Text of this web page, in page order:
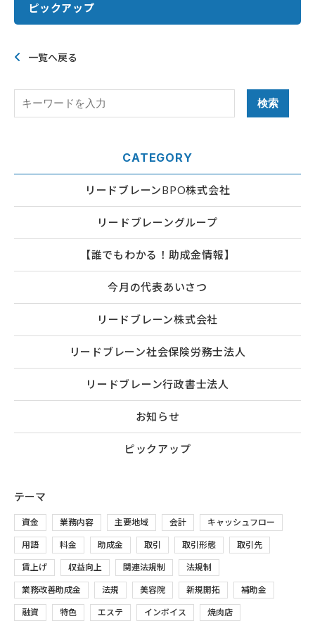
ピックアップ
一覧へ戻る
CATEGORY
リードブレーンBPO株式会社
リードブレーングループ
【誰でもわかる！助成金情報】
今月の代表あいさつ
リードブレーン株式会社
リードブレーン社会保険労務士法人
リードブレーン行政書士法人
お知らせ
ピックアップ
テーマ
資金 業務内容 主要地域 会計 キャッシュフロー
用語 料金 助成金 取引 取引形態 取引先
賃上げ 収益向上 関連法規制 法規制
業務改善助成金 法規 美容院 新規開拓 補助金
融資 特色 エステ インボイス 焼肉店